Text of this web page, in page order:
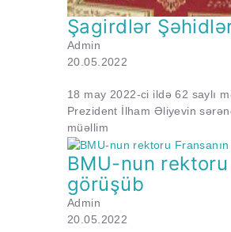
Şagirdlər
Admin
20.05.2022
18 may 2022-ci ildə 62 saylı
Prezident İlham Əliyevin
müəllim
BMU-nun
görüşüb
Admin
20.05.2022